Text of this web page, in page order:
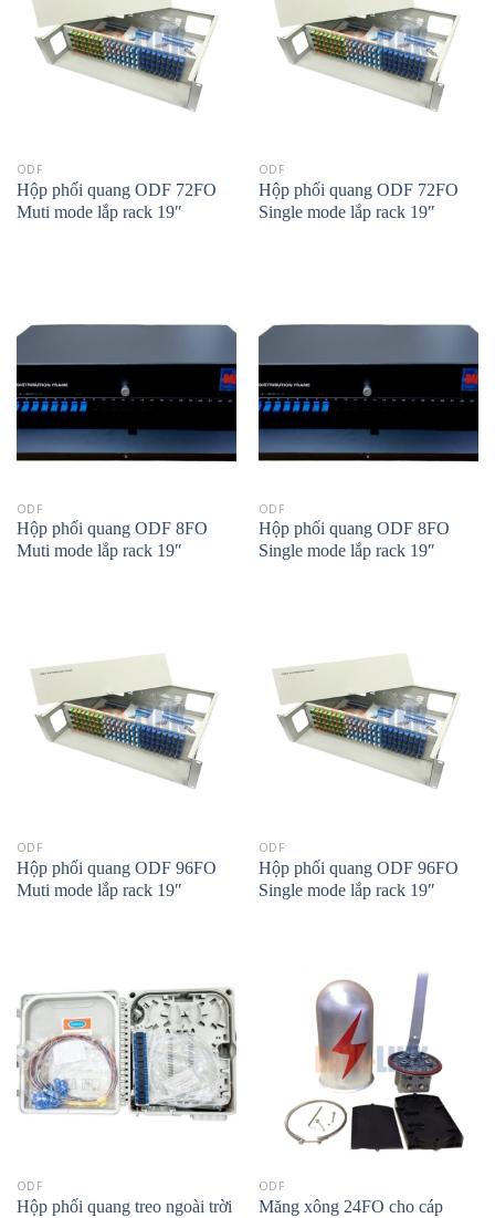
ODF
Hộp phối quang ODF 72FO
Muti mode lắp rack 19″
ODF
Hộp phối quang ODF 72FO
Single mode lắp rack 19″
ODF
Hộp phối quang ODF 8FO
Muti mode lắp rack 19″
ODF
Hộp phối quang ODF 8FO
Single mode lắp rack 19″
ODF
Hộp phối quang ODF 96FO
Muti mode lắp rack 19″
ODF
Hộp phối quang ODF 96FO
Single mode lắp rack 19″
ODF
Hộp phối quang treo ngoài trời
ODF
Măng xông 24FO cho cáp